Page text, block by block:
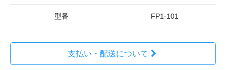
型番 FP1-101
支払い・配送について